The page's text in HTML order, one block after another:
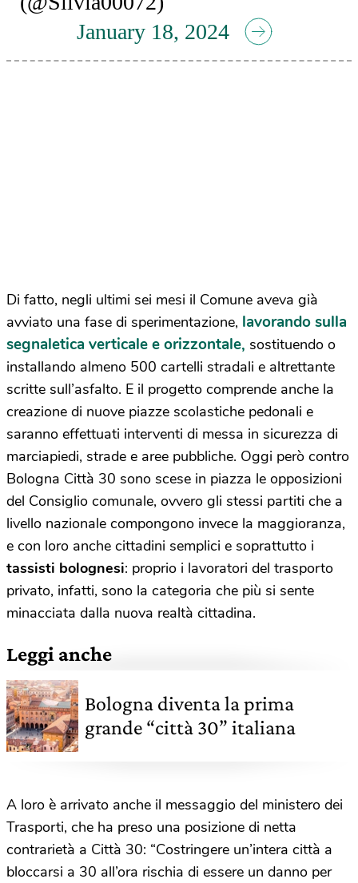
January 18, 2024
Di fatto, negli ultimi sei mesi il Comune aveva già
avviato una fase di sperimentazione, lavorando sulla
segnaletica verticale e orizzontale, sostituendo o
installando almeno 500 cartelli stradali e altrettante
scritte sull’asfalto. E il progetto comprende anche la
creazione di nuove piazze scolastiche pedonali e
saranno effettuati interventi di messa in sicurezza di
marciapiedi, strade e aree pubbliche. Oggi però contro
Bologna Città 30 sono scese in piazza le opposizioni
del Consiglio comunale, ovvero gli stessi partiti che a
livello nazionale compongono invece la maggioranza,
e con loro anche cittadini semplici e soprattutto i
tassisti bolognesi: proprio i lavoratori del trasporto
privato, infatti, sono la categoria che più si sente
minacciata dalla nuova realtà cittadina.
Leggi anche
Bologna diventa la prima
grande “città 30” italiana
A loro è arrivato anche il messaggio del ministero dei
Trasporti, che ha preso una posizione di netta
contrarietà a Città 30: “Costringere un’intera città a
bloccarsi a 30 all’ora rischia di essere un danno per